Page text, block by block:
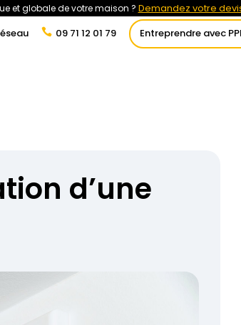
et globale de votre maison ? Demandez votre
09 71 12 01 79 Entreprendre avec
Énergies Renouvelables Traitement
d’une